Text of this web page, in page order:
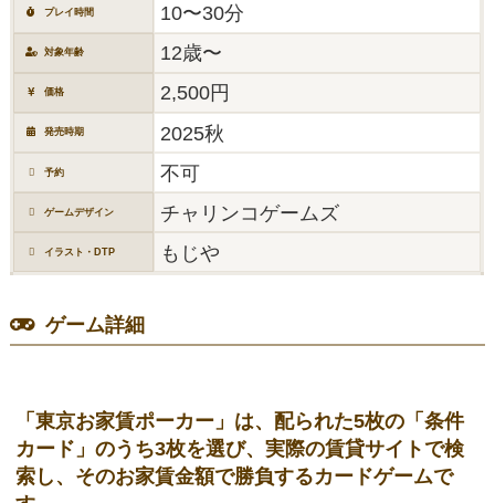
プレイ時間 10〜30分
対象年齢 12歳〜
価格 2,500円
発売時期 2025秋
予約 不可
ゲームデザイン チャリンコゲームズ
イラスト・DTP もじや
ゲーム詳細
「東京お家賃ポーカー」は、配られた5枚の「条件
カード」のうち3枚を選び、実際の賃貸サイトで検
索し、そのお家賃金額で勝負するカードゲームで